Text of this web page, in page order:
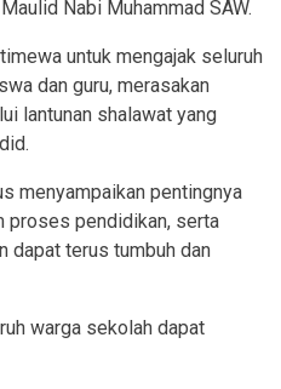
Nabi Muhammad SAW.
untuk mengajak seluruh
dan guru, merasakan
lantunan shalawat yang
menyampaikan pentingnya
proses pendidikan, serta
dapat terus tumbuh dan
warga sekolah dapat